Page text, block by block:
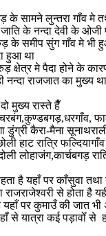
के सामने लुन्तरा गाँव मे
के नन्दा देवी के ओजी
के समीप सुंग गाँव मे भी
हुआ था
क्षेत्र मे पैदा होने के
नन्दा राजजात का मुख्य
मुख्य रास्ते हैँ
डुंग्री कैरा-मैना
हाट रात्रि
लोहाजंग,कार्चबगड़
है यहाँ पर काँसुवा तथा
से होता है
यहाँ पर कुमाउँ की जात
से यात्रा कई पड़ावोँ से